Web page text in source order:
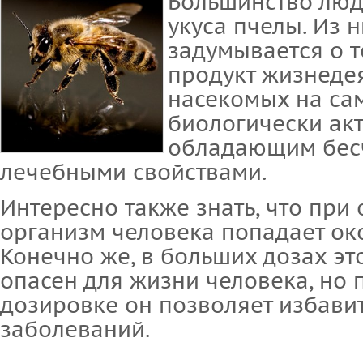
укуса пчелы. Из
задумывается о
продукт
насекомых на
биологически
обладающим
лечебными свойствами.
Интересно также знать, что
организм человека попадает
Конечно же, в больших дозах
опасен для жизни человека, но
дозировке он позволяет
заболеваний.